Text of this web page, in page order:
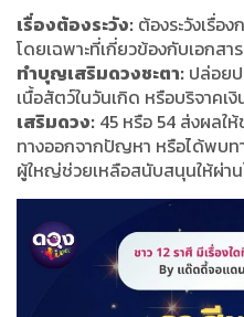
เรื่องต้องระวัง: ต้องระวังเรื่อ
โดยเฉพาะที่เกี่ยวข้องกับเอกสา
ทำบุญเสริมดวงชะตา: ปล่อยป
เนื้อสัตว์ในวันเกิด หรือบริจาคเ
เสริมดวง: 45 หรือ 54 ส่งผลใ
ทางออกจากปัญหา หรือได้พบท
ผู้ใหญ่ช่วยเหลือสนับสนุนให้ผ่า